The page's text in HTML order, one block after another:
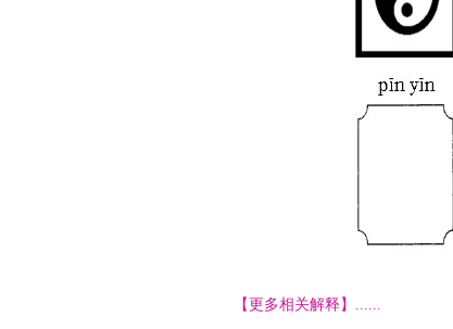
【更多相关解释】......